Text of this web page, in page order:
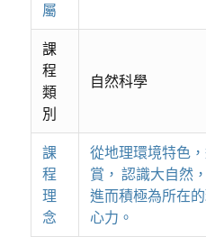
屬
課
程
類
別
自然科學
課
程
理
念
從地理環境特色
賞， 認識大自然
進而積極為所在
心力。